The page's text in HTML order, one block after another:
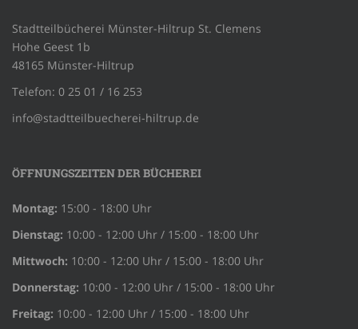
Stadtteilbücherei Münster-Hiltrup St. Clemens
Hohe Geest 1b
48165 Münster-Hiltrup
Telefon: 0 25 01 / 16 253
info@stadtteilbuecherei-hiltrup.de
ÖFFNUNGSZEITEN DER BÜCHEREI
Montag: 15:00 - 18:00 Uhr
Dienstag: 10:00 - 12:00 Uhr / 15:00 - 18:00 Uhr
Mittwoch: 10:00 - 12:00 Uhr / 15:00 - 18:00 Uhr
Donnerstag: 10:00 - 12:00 Uhr / 15:00 - 18:00 Uhr
Freitag: 10:00 - 12:00 Uhr / 15:00 - 18:00 Uhr